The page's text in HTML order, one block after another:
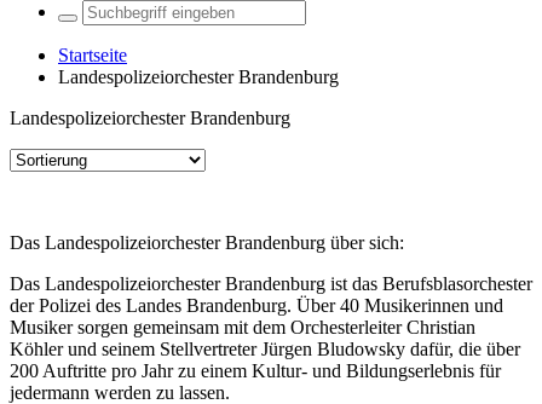
Startseite
Landespolizeiorchester Brandenburg
Landespolizeiorchester Brandenburg
Das Landespolizeiorchester Brandenburg über sich:
Das Landespolizeiorchester Brandenburg ist das Berufsblasorchester
der Polizei des Landes Brandenburg. Über 40 Musikerinnen und
Musiker sorgen gemeinsam mit dem Orchesterleiter Christian
Köhler und seinem Stellvertreter Jürgen Bludowsky dafür, die über
200 Auftritte pro Jahr zu einem Kultur- und Bildungserlebnis für
jedermann werden zu lassen.